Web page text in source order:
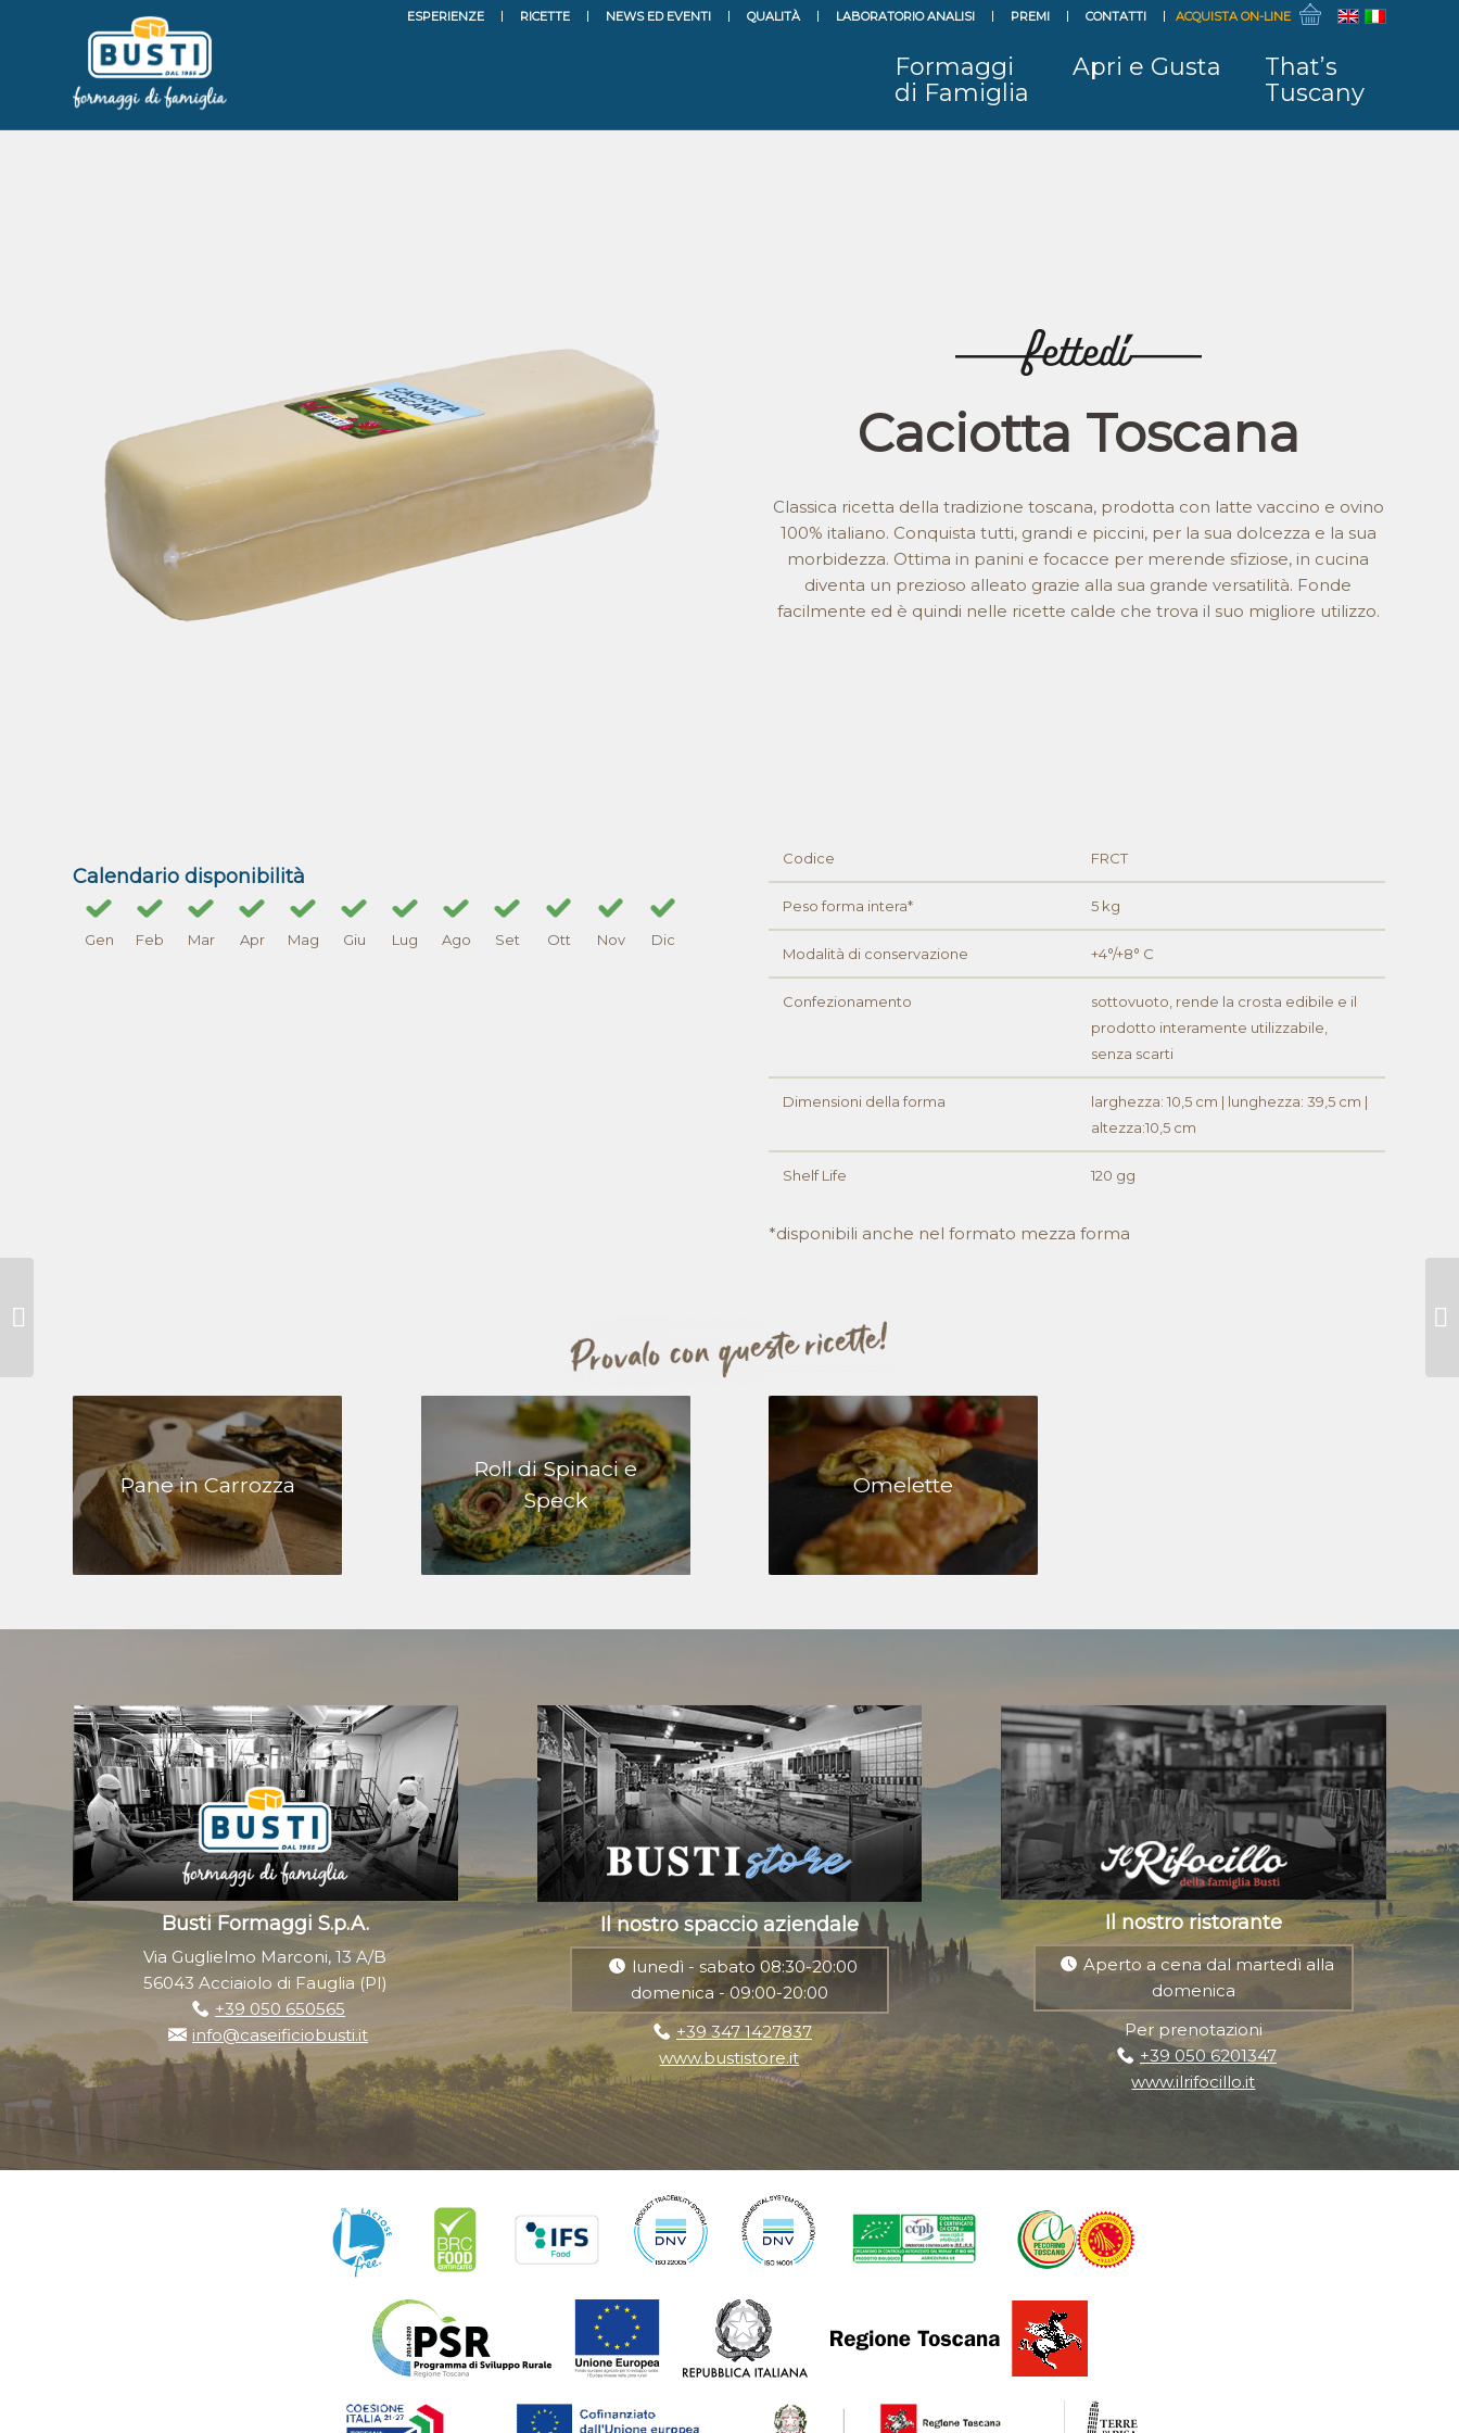
ESPERIENZE RICETTE NEWS ED EVENTI QUALITÀ LABORATORIO ANALISI PREMI CONTATTI ACQUISTA ON-LINE
Formaggi
di Famiglia
Apri e Gusta
That’s
Tuscany
Caciotta Toscana
Classica ricetta della tradizione toscana, prodotta con latte vaccino e ovino
100% italiano. Conquista tutti, grandi e piccini, per la sua dolcezza e la sua
morbidezza. Ottima in panini e focacce per merende sfiziose, in cucina
diventa un prezioso alleato grazie alla sua grande versatilità. Fonde
facilmente ed è quindi nelle ricette calde che trova il suo migliore utilizzo.
Calendario disponibilità
Gen Feb Mar Apr Mag Giu Lug Ago Set Ott Nov Dic
Codice FRCT
Peso forma intera* 5 kg
Modalità di conservazione +4°/+8° C
Confezionamento
sottovuoto, rende la crosta edibile e il
prodotto interamente utilizzabile,
senza scarti
Dimensioni della forma
larghezza: 10,5 cm | lunghezza: 39,5 cm |
altezza:10,5 cm
Shelf Life 120 gg
*disponibili anche nel formato mezza forma
Pane in Carrozza
Roll di Spinaci e
Speck
Omelette
Busti Formaggi S.p.A.
Via Guglielmo Marconi, 13 A/B
56043 Acciaiolo di Fauglia (PI)
+39 050 650565
info@caseificiobusti.it
Il nostro spaccio aziendale
lunedì - sabato 08:30-20:00
domenica - 09:00-20:00
+39 347 1427837
www.bustistore.it
Il nostro ristorante
Aperto a cena dal martedì alla
domenica
Per prenotazioni
+39 050 6201347
www.ilrifocillo.it